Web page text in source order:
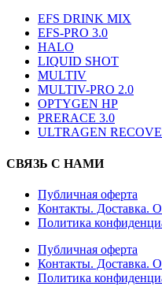
EFS DRINK MIX
EFS-PRO 3.0
HALO
LIQUID SHOT
MULTIV
MULTIV-PRO 2.0
OPTYGEN HP
PRERACE 3.0
ULTRAGEN
СВЯЗЬ С НАМИ
Публичная оферта
Контакты. Доставка.
Политика
Публичная оферта
Контакты. Доставка.
Политика